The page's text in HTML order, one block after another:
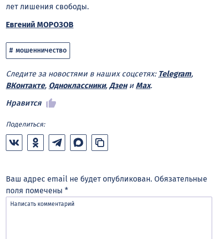
лет лишения свободы.
Евгений МОРОЗОВ
мошенничество
Следите за новостями в наших соцсетях: Telegram,
ВКонтакте, Одноклассники, Дзени Max.
Нравится
Поделиться:
Ваш адрес email не будет опубликован. Обязательные
поля помечены *